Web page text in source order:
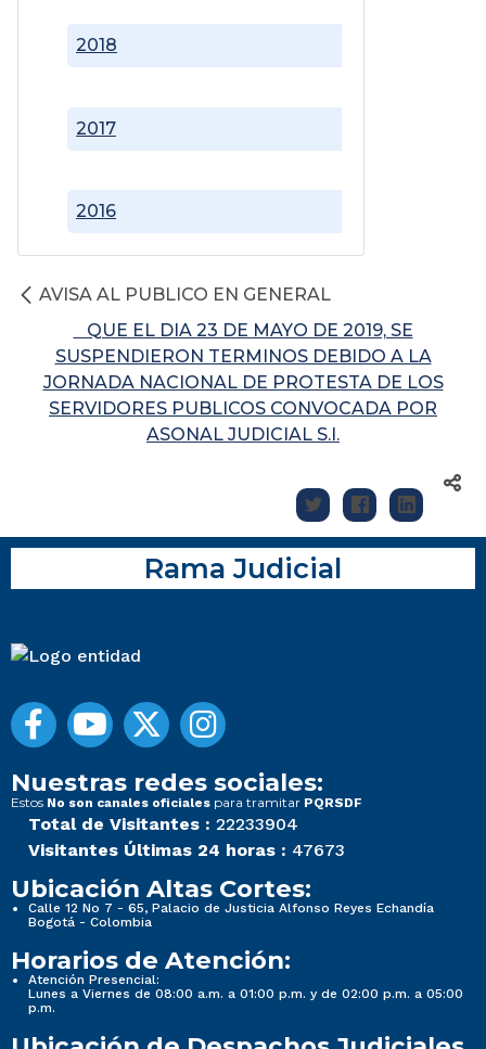
2016
2017
2018
AVISA AL PUBLICO EN GENERAL
QUE EL DIA 23 DE MAYO DE 2019, SE
SUSPENDIERON TERMINOS DEBIDO A LA
JORNADA NACIONAL DE PROTESTA DE LOS
SERVIDORES PUBLICOS CONVOCADA POR
ASONAL JUDICIAL S.I.
Rama Judicial
Nuestras redes sociales:
Estos No son canales oficiales para tramitar PQRSDF
Total de Visitantes : 22233904
Visitantes Últimas 24 horas : 47673
Ubicación Altas Cortes:
Calle 12 No 7 - 65, Palacio de Justicia Alfonso Reyes Echandía
Bogotá - Colombia
Horarios de Atención:
Atención Presencial:
Lunes a Viernes de 08:00 a.m. a 01:00 p.m. y de 02:00 p.m. a 05:00
p.m.